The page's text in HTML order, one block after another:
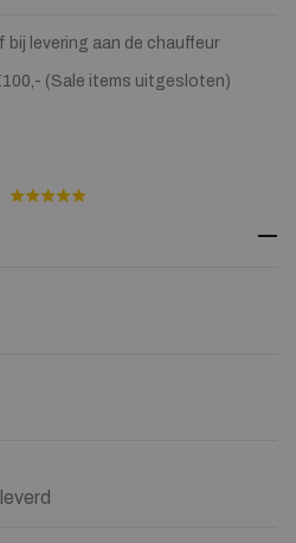
levering aan de chauffeur
(Sale items uitgesloten)